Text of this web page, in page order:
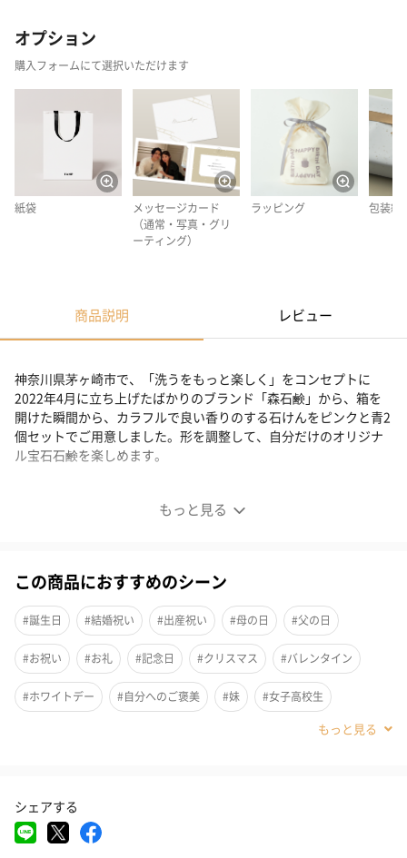
オプション
購入フォームにて選択いただけます
紙袋
メッセージカード
（通常・写真・グリ
ーティング）
ラッピング 包装紙
商品説明 レビュー
もっと見る
神奈川県茅ヶ崎市で、「洗うをもっと楽しく」をコンセプトに
2022年4月に立ち上げたばかりのブランド「森石鹸」から、箱を
開けた瞬間から、カラフルで良い香りのする石けんをピンクと青2
個セットでご用意しました。形を調整して、自分だけのオリジナ
ル宝石石鹸を楽しめます。
キューブジェム 2個セット
この商品におすすめのシーン
#誕生日 #結婚祝い #出産祝い #母の日 #父の日
#お祝い #お礼 #記念日 #クリスマス #バレンタイン
#ホワイトデー #自分へのご褒美 #妹 #女子高校生
#取引先女性
#彼女 #兄
#祖母 #母親
シェアする